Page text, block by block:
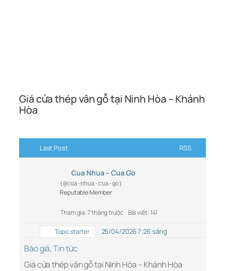
Giá cửa thép vân gỗ tại Ninh Hòa – Khánh
Hòa
Last Post RSS
Cua Nhua – Cua Go
(@cua-nhua-cua-go)
Reputable Member
Tham gia: 7 tháng trước Bài viết: 141
Topic starter 25/04/2026 7:26 sáng
Báo giá,Tin tức
Giá cửa thép vân gỗ tại Ninh Hòa – Khánh Hòa